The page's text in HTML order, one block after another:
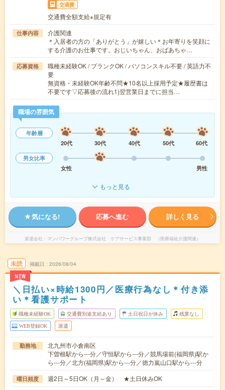
交通費
交通費全額支給※規定有
仕事内容
介護関連
＊入居者の方の「ありがとう」が嬉しい＊お年寄りを笑顔に
する介護のお仕事です。おじいちゃん、おばあちゃ…
応募資格
職種未経験OK / ブランクOK / パソコンスキル不要 / 英語力不
要
無資格・未経験OK年齢不問★10名以上採用予定★履歴書は
不要です▽応募後の流れ1)翌営業日までに担当…
職場の雰囲気
年齢層
20代
30代 40代 50代
60代
男女比率
女性
男性
もっと見る
気になる! 応募へ進む 詳しく見る
派遣会社 マンパワーグループ株式会社 ケアサービス事業部 （医療福祉介護関連）
未読
NEW
掲載日 2026/08/04
＼日払い×時給1300円／医療行為なし＊付き添
い＊看護サポート
職種未経験OK 交通費別途支給あり 土日祝日が休み 残業なし
WEB登録OK 派遣
勤務地
北九州市小倉南区
下曽根駅から---分／守恒駅から---分／競馬場前(福岡県)駅か
ら---分／北方(福岡県)駅から---分／徳力嵐山口駅から---分
曜日頻度 週2日～5日OK（月～金） ★土日休みOK